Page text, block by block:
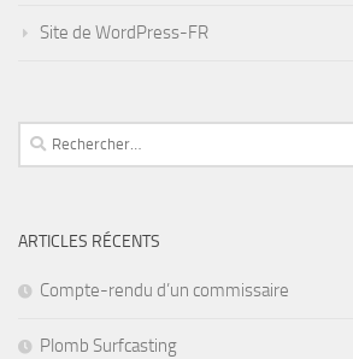
Site de WordPress-FR
Rechercher :
ARTICLES RÉCENTS
Compte-rendu d’un commissaire
Plomb Surfcasting